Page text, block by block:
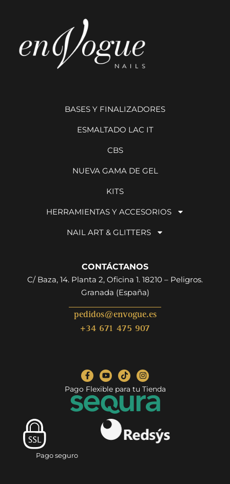
BASES Y FINALIZADORES
ESMALTADO LAC IT
CBS
NUEVA GAMA DE GEL
KITS
HERRAMIENTAS Y ACCESORIOS
NAIL ART & GLITTERS
CONTÁCTANOS
C/ Baza, 14. Planta 2, Oficina 1. 18210 – Peligros.
Granada (España)
pedidos@envogue.es
+34 671 475 907
Pago Flexible para tu Tienda
Pago seguro